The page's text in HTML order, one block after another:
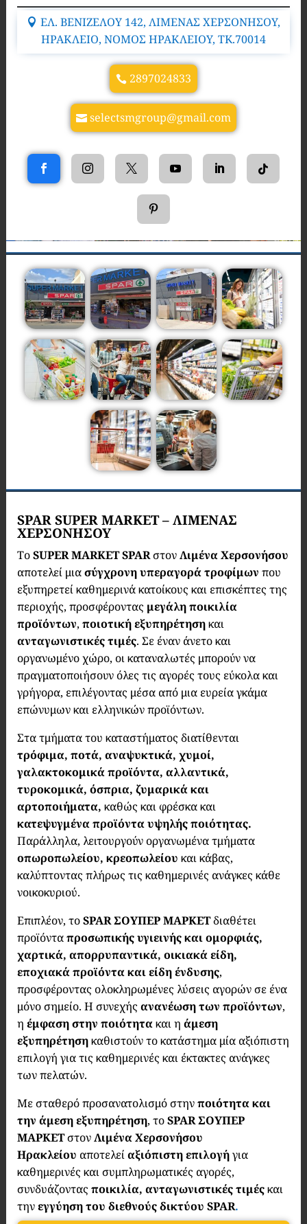
ΕΛ. ΒΕΝΙΖΕΛΟΥ 142, ΛΙΜΕΝΑΣ ΧΕΡΣΟΝΗΣΟΥ,
ΗΡΑΚΛΕΙΟ, ΝΟΜΟΣ ΗΡΑΚΛΕΙΟΥ, TK.70014
2897024833
selectsmgroup@gmail.com
SPAR SUPER MARKET – ΛΙΜΕΝΑΣ
ΧΕΡΣΟΝΗΣΟΥ
ΤοSUPER MARKET SPARστονΛιμένα Χερσονήσου
αποτελεί μιασύγχρονη υπεραγορά τροφίμων που
εξυπηρετεί καθημερινά κατοίκους και επισκέπτες της
περιοχής, προσφέροντας μεγάλη ποικιλία
προϊόντων, ποιοτική εξυπηρέτησηκαι
ανταγωνιστικές τιμές. Σε έναν άνετο και
οργανωμένο χώρο, οι καταναλωτές μπορούν να
πραγματοποιήσουν όλες τις αγορές τους εύκολα και
γρήγορα, επιλέγοντας μέσα από μια ευρεία γκάμα
επώνυμων και ελληνικών προϊόντων.
Στα τμήματα του καταστήματος διατίθενται
τρόφιμα, ποτά, αναψυκτικά, χυμοί,
γαλακτοκομικά προϊόντα, αλλαντικά,
τυροκομικά, όσπρια, ζυμαρικά και
αρτοποιήματα, καθώς και φρέσκα και
κατεψυγμένα προϊόντα υψηλής ποιότητας.
Παράλληλα, λειτουργούν οργανωμένα τμήματα
οπωροπωλείου, κρεοπωλείου και κάβας,
καλύπτοντας πλήρως τις καθημερινές ανάγκες κάθε
νοικοκυριού.
Επιπλέον, τοSPAR ΣΟΥΠΕΡ ΜΑΡΚΕΤδιαθέτει
προϊόνταπροσωπικής υγιεινής και ομορφιάς,
χαρτικά, απορρυπαντικά, οικιακά είδη,
εποχιακά προϊόντα και είδη ένδυσης,
προσφέροντας ολοκληρωμένες λύσεις αγορών σε ένα
μόνο σημείο. Η συνεχής ανανέωση των προϊόντων,
η έμφαση στην ποιότητακαι η άμεση
εξυπηρέτησηκαθιστούν το κατάστημα μία αξιόπιστη
επιλογή για τις καθημερινές και έκτακτες ανάγκες
των πελατών.
Με σταθερό προσανατολισμό στηνποιότητα και
την άμεση εξυπηρέτηση, τοSPARΣΟΥΠΕΡ
ΜΑΡΚΕΤστονΛιμένα Χερσονήσου
Ηρακλείου αποτελείαξιόπιστη επιλογήγια
καθημερινές και συμπληρωματικές αγορές,
συνδυάζοντας ποικιλία, ανταγωνιστικές τιμέςκαι
τηνεγγύηση του διεθνούς δικτύου SPAR.